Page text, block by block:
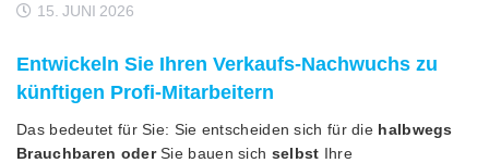
15. JUNI 2026
Entwickeln Sie Ihren Verkaufs-Nachwuchs zu
künftigen Profi-Mitarbeitern
Das bedeutet für Sie: Sie entscheiden sich für die halbwegs
Brauchbaren oderSie bauen sich selbst Ihre